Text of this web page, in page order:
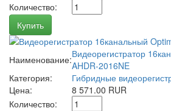
Количество:
Купить
Наименование:Видеорегистратор
AHDR-2016NE
Категория:
Гибридные
Цена:
8 571.00 RUR
Количество: